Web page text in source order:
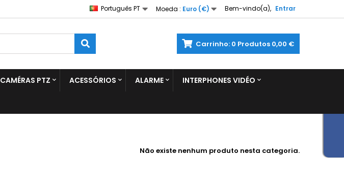
Bem-vindo(a), Entrar
Moeda : Euro (€)
Português PT
Carrinho: 0 Produtos 0,00 €
CAMÉRAS PTZ ACESSÓRIOS ALARME INTERPHONES VIDÉO
Não existe nenhum produto nesta categoria.